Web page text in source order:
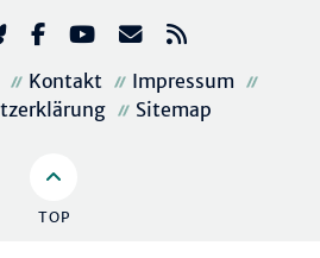
Kontakt
Impressum
Sitemap
TOP